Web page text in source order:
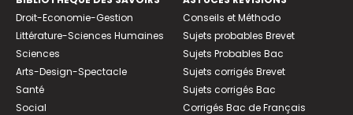
Droit-Economie-Gestion
Littérature-Sciences Humaines
Sciences
Arts-Design-Spectacle
Santé
Social
Conseils et Méthodo
Sujets probables Brevet
Sujets Probables Bac
Sujets corrigés Brevet
Sujets corrigés Bac
Corrigés Bac de Français